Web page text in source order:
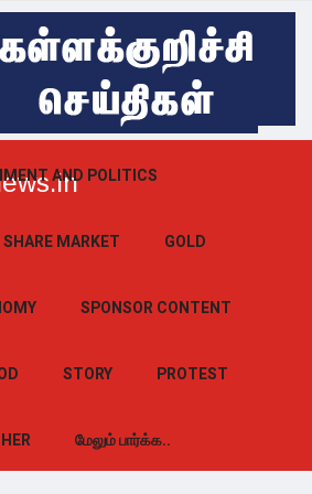
AND POLITICS
SHARE MARKET GOLD
SPONSOR CONTENT
STORY PROTEST
மேலும் பார்க்க..